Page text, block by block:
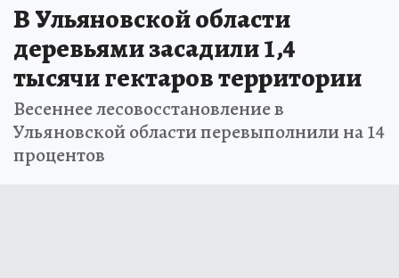
В Ульяновской области
деревьями засадили 1,4
тысячи гектаров территории
Весеннее лесовосстановление в
Ульяновской области перевыполнили на 14
процентов